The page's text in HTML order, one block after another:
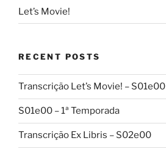
Let’s Movie!
RECENT POSTS
Transcrição Let’s Movie! – S01e00
S01e00 – 1ª Temporada
Transcrição Ex Libris – S02e00